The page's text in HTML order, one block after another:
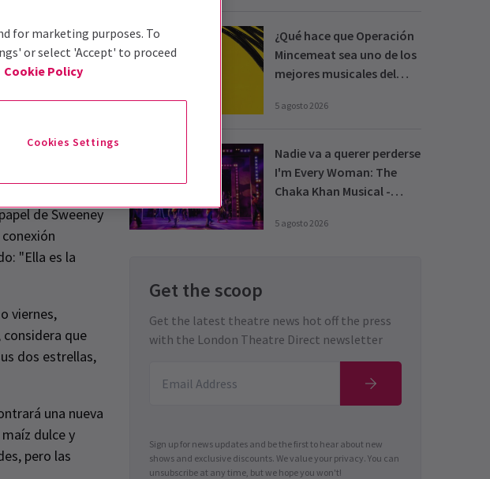
la
a partir del 10 de
de Sweeney
"Ella es la
viernes,
que
dos estrellas,
una nueva
dulce y
pero las
¿Qué hace que Operación
Mincemeat sea uno de los
mejores musicales del
5 agosto 2026
Nadie va a querer perderse
I'm Every Woman: The
Chaka Khan Musical -
5 agosto 2026
Get the scoop
Get the latest theatre news hot off the press
with the London Theatre Direct newsletter
Sign up for news updates and be the first to hear about new
shows and exclusive discounts. We value your privacy. You can
unsubscribe at any time, but we hope you won't!
for marketing purposes. To
or select 'Accept' to proceed
Cookie Policy
Cookies Settings